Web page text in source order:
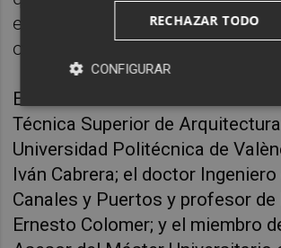
estadio tenga en cuenta de
otras posibles alternativas".
En esa cita estarán el director de
Técnica Superior de
Universidad Politécnica de
Iván Cabrera; el doctor
Canales y Puertos y profesor de
Ernesto Colomer; y el miembro
RECHAZAR TODO
CONFIGURAR